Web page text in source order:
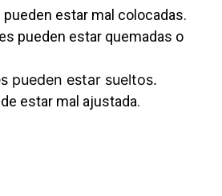
estar mal colocadas.
pueden estar quemadas o
pueden estar sueltos.
estar mal ajustada.